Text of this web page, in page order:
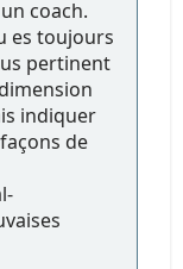
coach.
es toujours
pertinent
indiquer
de